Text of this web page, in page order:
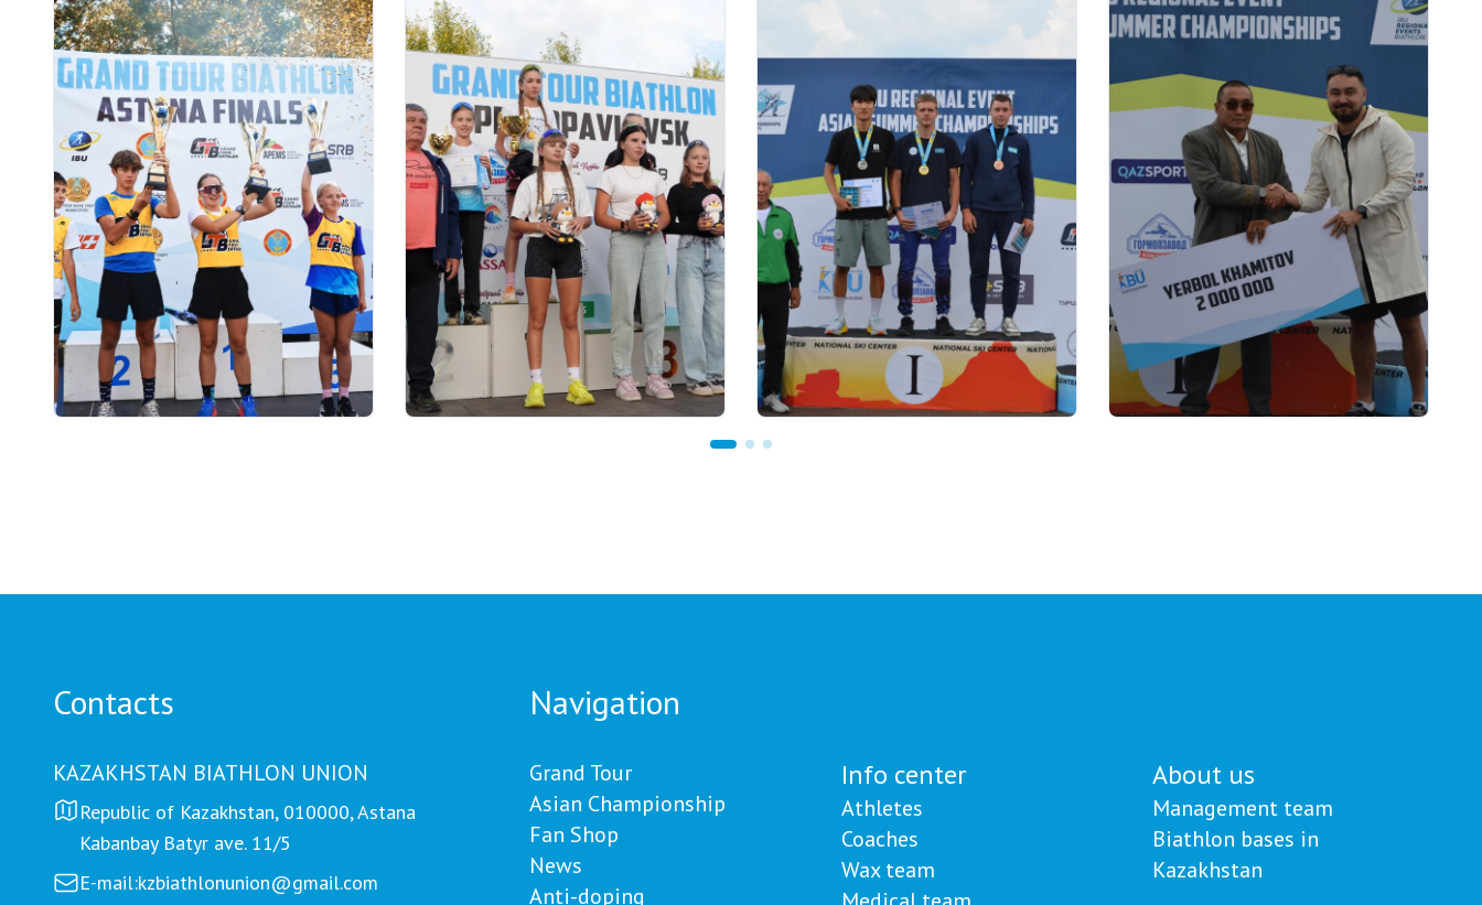
Contacts
KAZAKHSTAN BIATHLON UNION
Republic of Kazakhstan, 010000, Astana
Kabanbay Batyr ave. 11/5
E-mail:kzbiathlonunion@gmail.com
Navigation
Grand Tour
Asian Championship
Fan Shop
News
Anti-doping
Info center
Athletes
Coaches
Wax team
About us
Management team
Biathlon bases in
Kazakhstan